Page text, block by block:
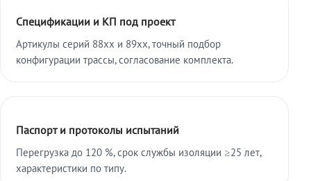
Спецификации и КП под проект
Артикулы серий 88xx и 89xx, точный подбор
конфигурации трассы, согласование комплекта.
Паспорт и протоколы испытаний
Перегрузка до 120 %, срок службы изоляции ≥25 лет,
характеристики по типу.